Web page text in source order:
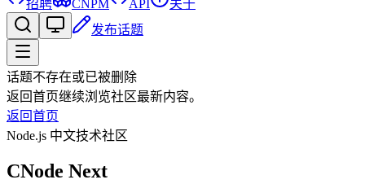
招聘 CNPM API
关于
发布话题
话题不存在或已被删除
返回首页继续浏览社区最新内容。
返回首页
Node.js 中文技术社区
CNode Next